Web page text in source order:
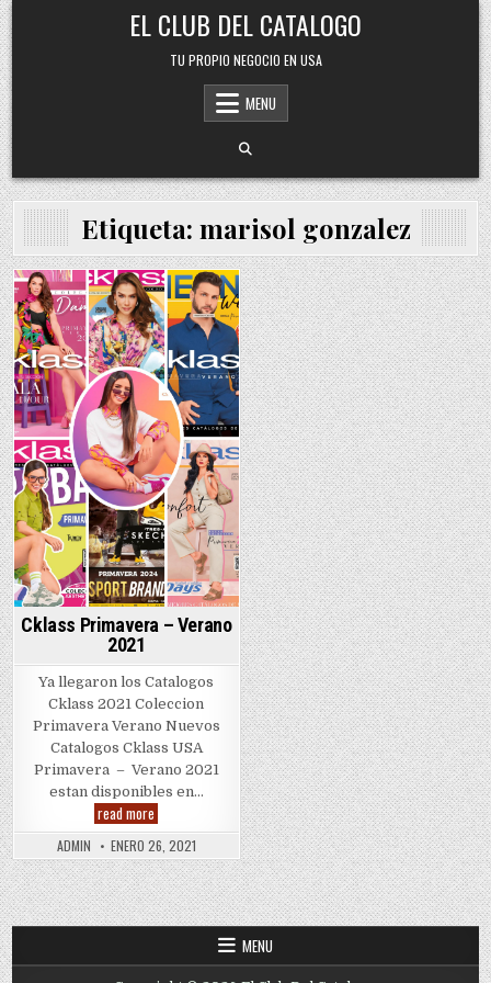
Skip
to
content
EL CLUB DEL CATALOGO
TU PROPIO NEGOCIO EN USA
MENU
Etiqueta: marisol gonzalez
Posted
in
Cklass Primavera – Verano
2021
Ya llegaron los Catalogos
Cklass 2021 Coleccion
Primavera Verano Nuevos
Catalogos Cklass USA
Primavera – Verano 2021
estan disponibles en…
read more
Primavera
–
Verano
2021
ADMIN ENERO 26, 2021
MENU